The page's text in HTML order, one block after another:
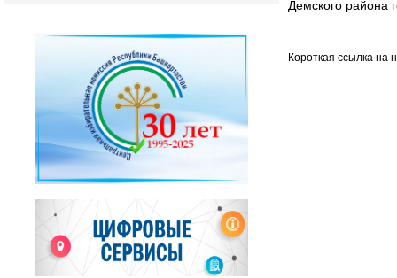
Демского района
Короткая ссылка на